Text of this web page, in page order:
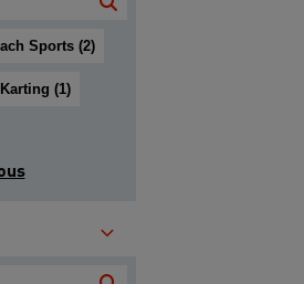
Sports (2)
Karting (1)